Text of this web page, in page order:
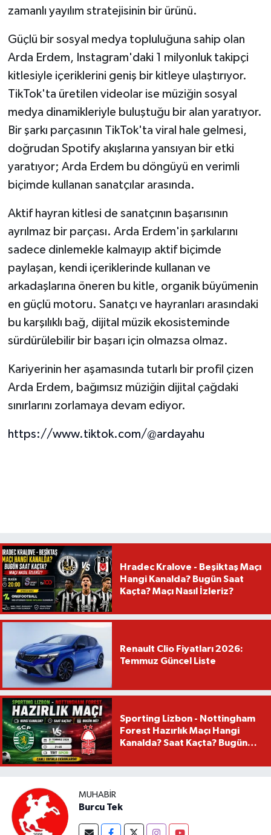
zamanlı yayılım stratejisinin bir ürünü.
Güçlü bir sosyal medya topluluğuna sahip olan
Arda Erdem, Instagram'daki 1 milyonluk takipçi
kitlesiyle içeriklerini geniş bir kitleye ulaştırıyor.
TikTok'ta üretilen videolar ise müziğin sosyal
medya dinamikleriyle buluştuğu bir alan yaratıyor.
Bir şarkı parçasının TikTok'ta viral hale gelmesi,
doğrudan Spotify akışlarına yansıyan bir etki
yaratıyor; Arda Erdem bu döngüyü en verimli
biçimde kullanan sanatçılar arasında.
Aktif hayran kitlesi de sanatçının başarısının
ayrılmaz bir parçası. Arda Erdem'in şarkılarını
sadece dinlemekle kalmayıp aktif biçimde
paylaşan, kendi içeriklerinde kullanan ve
arkadaşlarına öneren bu kitle, organik büyümenin
en güçlü motoru. Sanatçı ve hayranları arasındaki
bu karşılıklı bağ, dijital müzik ekosisteminde
sürdürülebilir bir başarı için olmazsa olmaz.
Kariyerinin her aşamasında tutarlı bir profil çizen
Arda Erdem, bağımsız müziğin dijital çağdaki
sınırlarını zorlamaya devam ediyor.
https://www.tiktok.com/@ardayahu
Hradec Kralove - Beşiktaş Maçı
Hangi Kanalda? Bugün Saat
Kaçta? Maçı Nasıl İzleriz?
Renault Clio Fiyatları 2026:
Temmuz Güncel Liste
Sporting Lizbon - Nottingham
Forest Hazırlık Maçı Hangi
Kanalda? Saat Kaçta? Bugün
MUHABIR
Burcu Tek